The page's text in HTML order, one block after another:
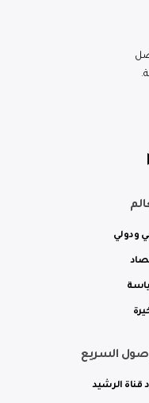
ودولي
السريع
قناة الرشيد